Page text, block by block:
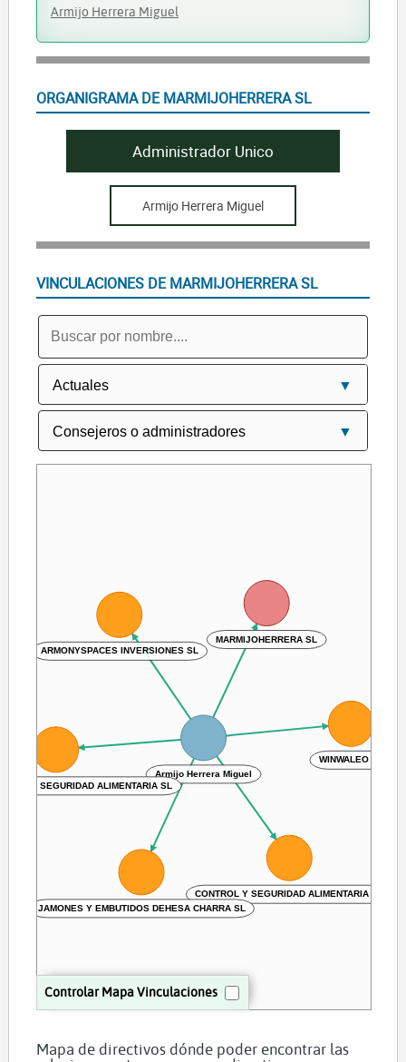
Armijo Herrera Miguel
ORGANIGRAMA DE MARMIJOHERRERA SL
Administrador Unico
Armijo Herrera Miguel
VINCULACIONES DE MARMIJOHERRERA SL
Controlar Mapa Vinculaciones
MARMIJOHERRERA SL
Armijo Herrera Miguel
ARMONYSPACES INVERSIONES SL
CONTROL Y SEGURIDAD ALIMENTARIA SL
Y SEGURIDAD ALIMENTARIA SL
WINWALEO SL
JAMONES Y EMBUTIDOS DEHESA CHARRA SL
Mapa de directivos dónde poder encontrar las